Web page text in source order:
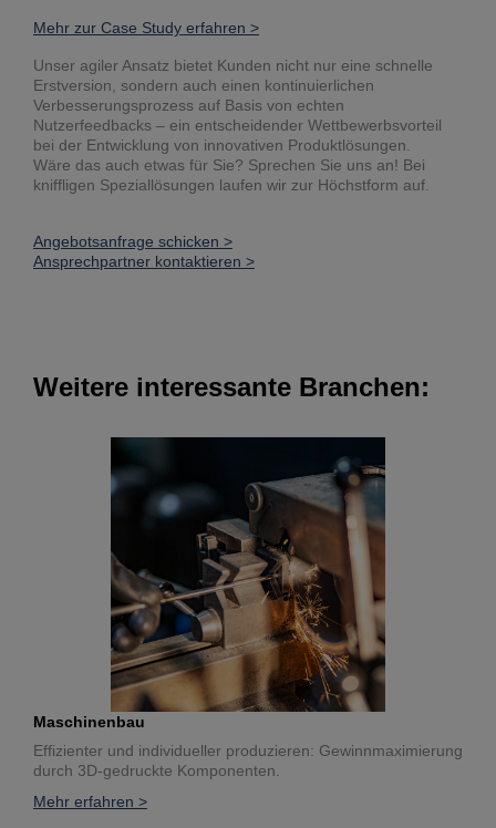
Mehr zur Case Study erfahren >
Unser agiler Ansatz bietet Kunden nicht nur eine schnelle
Erstversion, sondern auch einen kontinuierlichen
Verbesserungsprozess auf Basis von echten
Nutzerfeedbacks – ein entscheidender Wettbewerbsvorteil
bei der Entwicklung von innovativen Produktlösungen.
Wäre das auch etwas für Sie? Sprechen Sie uns an! Bei
kniffligen Speziallösungen laufen wir zur Höchstform auf.
Angebotsanfrage schicken >
Ansprechpartner kontaktieren >
Weitere interessante Branchen:
Maschinenbau
Effizienter und individueller produzieren: Gewinnmaximierung
durch 3D-gedruckte Komponenten.
Mehr erfahren >